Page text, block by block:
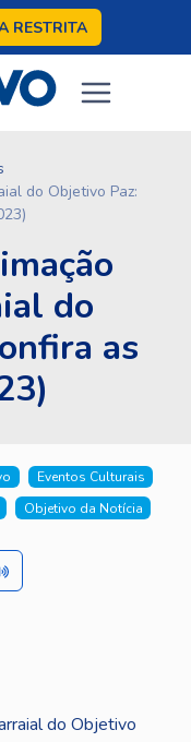
RESTRITA
do Objetivo Paz:
do
as
Eventos Culturais
Objetivo da Notícia